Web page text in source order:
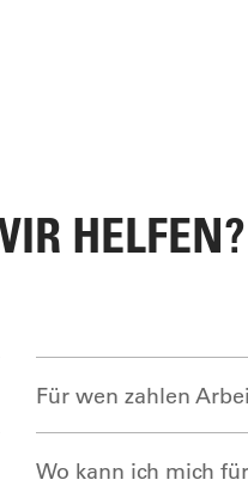
HELFEN?
Für wen zahlen
Wo kann ich mich